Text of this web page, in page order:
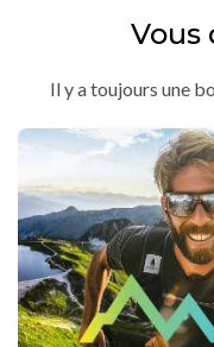
Vous
Il y a toujours une